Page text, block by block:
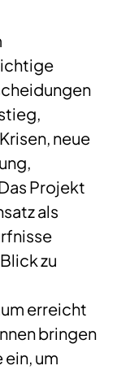
neue
Projekt
als
zu
erreicht
bringen
um